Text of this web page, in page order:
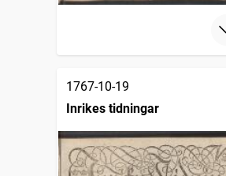
1767-10-19
Inrikes tidningar